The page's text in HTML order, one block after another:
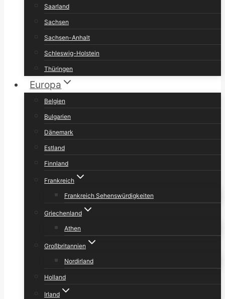
Saarland
Sachsen
Sachsen-Anhalt
Schleswig-Holstein
Thüringen
Europa
Belgien
Bulgarien
Dänemark
Estland
Finnland
Frankreich
Frankreich Sehenswürdigkeiten
Griechenland
Athen
Großbritannien
Nordirland
Holland
Irland